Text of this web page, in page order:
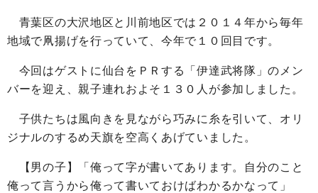
青葉区の大沢地区と川前地区では２０１４年から毎年
地域で凧揚げを行っていて、今年で１０回目です。
今回はゲストに仙台をＰＲする「伊達武将隊」のメン
バーを迎え、親子連れおよそ１３０人が参加しました。
子供たちは風向きを見ながら巧みに糸を引いて、オリ
ジナルのするめ天旗を空高くあげていました。
【男の子】「俺って字が書いてあります。自分のこと
俺って言うから俺って書いておけばわかるかなって」